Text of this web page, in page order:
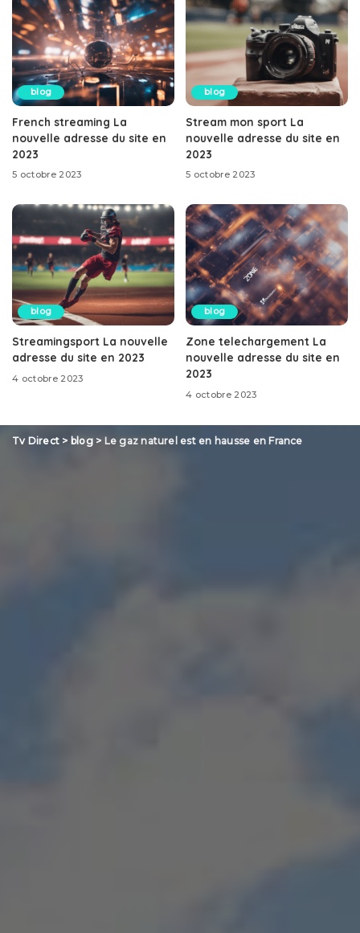
blog
French streaming La
nouvelle adresse du site en
2023
5 octobre 2023
blog
Stream mon sport La
nouvelle adresse du site en
2023
5 octobre 2023
blog
Streamingsport La nouvelle
adresse du site en 2023
4 octobre 2023
blog
Zone telechargement La
nouvelle adresse du site en
2023
4 octobre 2023
Tv Direct > blog> Le gaz naturel est en hausse en France